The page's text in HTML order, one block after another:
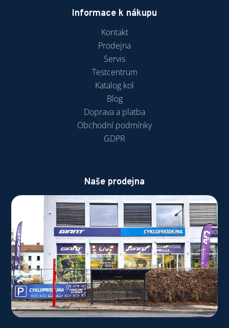
Informace k nákupu
Kontakt
Prodejna
Servis
Testcentrum
Katalog kol
Blog
Doprava a platba
Obchodní podmínky
GDPR
Naše prodejna